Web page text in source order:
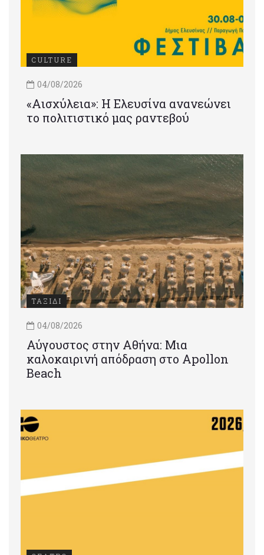
CULTURE
04/08/2026
«Αισχύλεια»: Η Ελευσίνα ανανεώνει
το πολιτιστικό μας ραντεβού
ΤΑΞΙΔΙ
04/08/2026
Αύγουστος στην Αθήνα: Μια
καλοκαιρινή απόδραση στο Apollon
Beach